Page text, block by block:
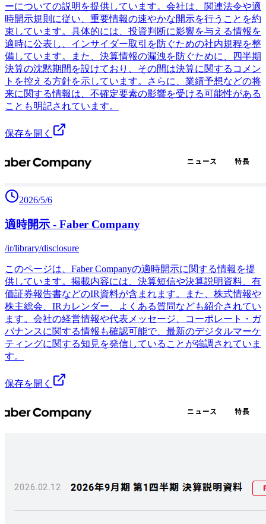
ーについての説明を提供しています。会社は、関連法令や適
時開示規則に従い、重要情報の速やかな開示を行うことを約
束しています。具体的には、投資判断に影響を与える情報を
適時に公表し、インサイダー取引を防ぐための社内規程を整
備しています。また、決算情報の漏洩を防ぐために、四半期
決算の沈黙期間を設けており、その間は決算に関するコメン
トを控える方針を示しています。さらに、業績予想などの将
来に関する情報は、不確定要素の影響を受ける可能性がある
ことも明記されています。
保存を開く
2026/5/6
適時開示 - Faber Company
/ir/library/disclosure
このページは、Faber Companyの適時開示に関する情報を提
供しています。掲載内容には、決算短信や決算説明資料、有
価証券報告書などのIR資料が含まれます。また、株式情報や
株主総会、IRカレンダー、よくある質問なども紹介されてい
ます。会社の経営情報や代表メッセージ、コーポレート・ガ
バナンスに関する情報も確認可能で、最新のデジタルマーケ
ティングに関する知見を発信していることが強調されていま
す。
保存を開く